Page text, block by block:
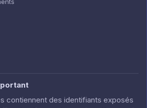
contiennent des identifiants exposés